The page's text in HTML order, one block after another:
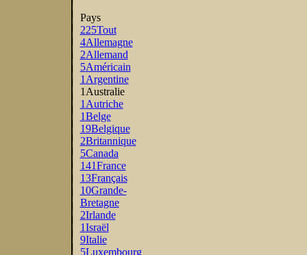
Pays
225Tout
4Allemagne
2Allemand
5Américain
1Argentine
1Australie
1Autriche
1Belge
19Belgique
2Britannique
5Canada
141France
13Français
10Grande-
Bretagne
2Irlande
1Israël
9Italie
5Luxembourg